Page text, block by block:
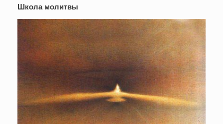
Школа молитвы